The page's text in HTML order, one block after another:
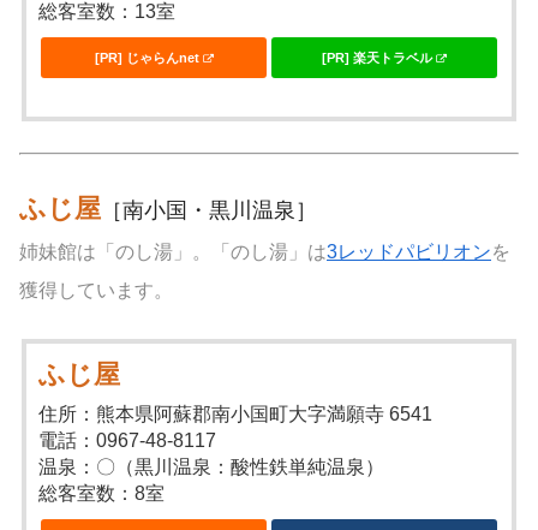
総客室数：13室
[PR] じゃらんnet [PR] 楽天トラベル
ふじ屋 ［南小国・黒川温泉］
姉妹館は「のし湯」。「のし湯」は3レッドパビリオンを
獲得しています。
ふじ屋
住所：熊本県阿蘇郡南小国町大字満願寺 6541
電話：0967-48-8117
温泉：〇（黒川温泉：酸性鉄単純温泉）
総客室数：8室